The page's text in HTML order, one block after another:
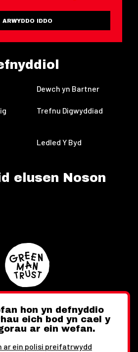
ARWYDDO IDDO
Dewch yn Bartner
Trefnu Digwyddiad
Ledled Y Byd
elusen Noson
Instagram
hon yn defnyddio
eich bod yn cael y
ar ein wefan.
ar ein polisi preifatrwydd